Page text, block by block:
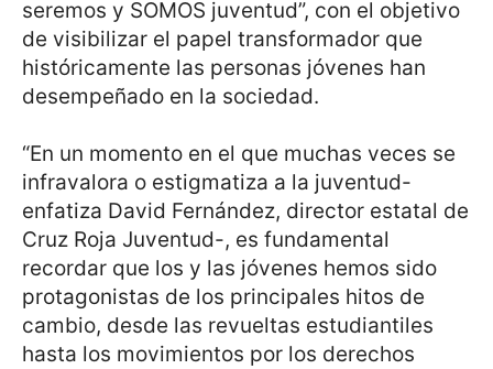
seremos y SOMOS juventud”, con el objetivo
de visibilizar el papel transformador que
históricamente las personas jóvenes han
desempeñado en la sociedad.
“En un momento en el que muchas veces se
infravalora o estigmatiza a la juventud-
enfatiza David Fernández, director estatal de
Cruz Roja Juventud-, es fundamental
recordar que los y las jóvenes hemos sido
protagonistas de los principales hitos de
cambio, desde las revueltas estudiantiles
hasta los movimientos por los derechos